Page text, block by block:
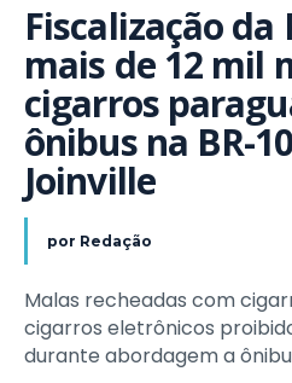
Fiscalização da
mais de 12 mil
cigarros
ônibus na BR-
Joinville
por Redação
Malas recheadas com
cigarros eletrônicos
durante abordagem a